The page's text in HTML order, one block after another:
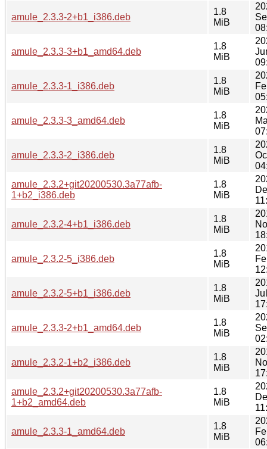
amule_2.3.3-2+b1_i386.deb
1.8
MiB
amule_2.3.3-3+b1_amd64.deb
1.8
MiB
amule_2.3.3-1_i386.deb
1.8
MiB
amule_2.3.3-3_amd64.deb
1.8
MiB
amule_2.3.3-2_i386.deb
1.8
MiB
amule_2.3.2+git20200530.3a77afb-
1+b2_i386.deb
1.8
MiB
amule_2.3.2-4+b1_i386.deb
1.8
MiB
amule_2.3.2-5_i386.deb
1.8
MiB
amule_2.3.2-5+b1_i386.deb
1.8
MiB
amule_2.3.3-2+b1_amd64.deb
1.8
MiB
amule_2.3.2-1+b2_i386.deb
1.8
MiB
amule_2.3.2+git20200530.3a77afb-
1+b2_amd64.deb
1.8
MiB
amule_2.3.3-1_amd64.deb
1.8
MiB